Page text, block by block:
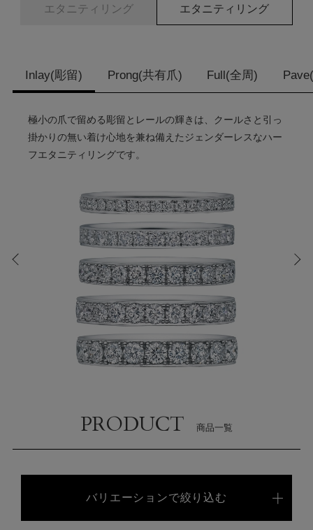
エタニティリング
エタニティリング
Inlay(彫留) Prong(共有爪) Full(全周)
極小の爪で留める彫留とレールの輝きは、クールさと引っ
掛かりの無い着け心地を兼ね備えたジェンダーレスなハー
フエタニティリングです。
PRODUCT 商品一覧
バリエーションで絞り込む